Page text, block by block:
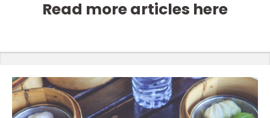
Read more articles here